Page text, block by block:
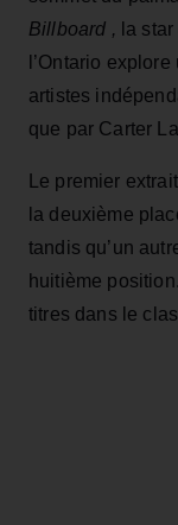
Billboard , la
l’Ontario
artistes
que par Carter
Le premier
la deuxième
tandis qu’un
huitième position.
titres dans le